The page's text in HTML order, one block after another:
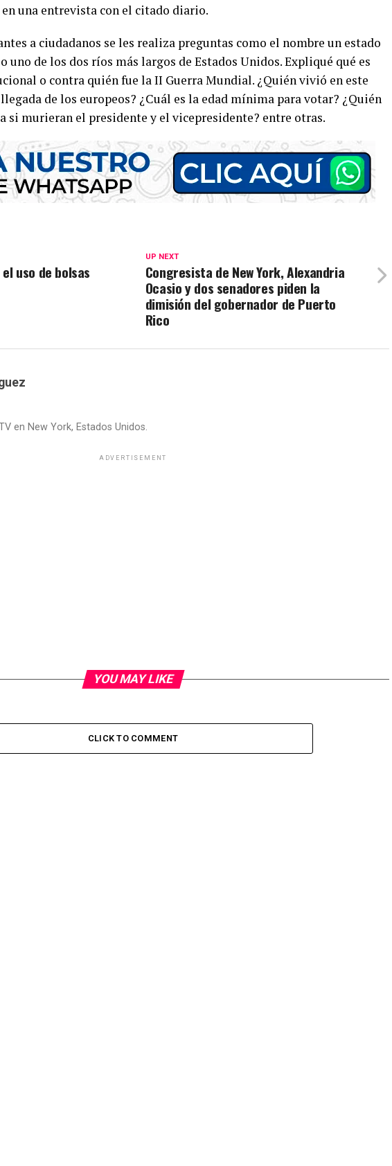
una entrevista con el citado diario.
a ciudadanos se les realiza preguntas como el nombre un estado
uno de los dos ríos más largos de Estados Unidos. Expliqué qué es
o contra quién fue la II Guerra Mundial. ¿Quién vivió en este
de los europeos? ¿Cuál es la edad mínima para votar? ¿Quién
si murieran el presidente y el vicepresidente? entre otras.
UP NEXT
Congresista de New York, Alexandria
Ocasio y dos senadores piden la
dimisión del gobernador de Puerto
Rico
uso de bolsas
en New York, Estados Unidos.
ADVERTISEMENT
YOU MAY LIKE
CLICK TO COMMENT